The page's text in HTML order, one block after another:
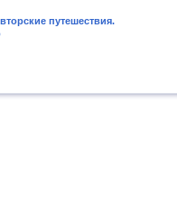
путешествия.